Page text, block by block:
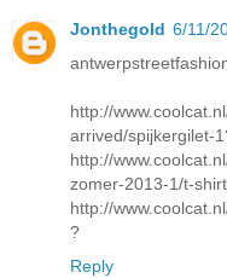
Jonthegold 6/11/
http://
arrived/spijkergilet-
http://
zomer-2013-1/t-
http://
?
Reply